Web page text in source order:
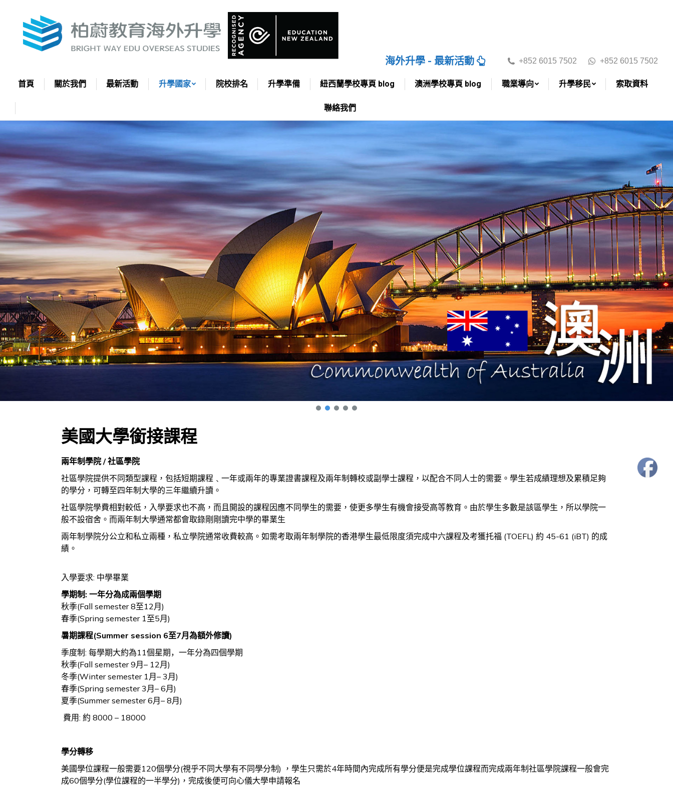
海外升學 - 最新活動 +852 6015 7502 +852 6015 7502
首頁 關於我們 最新活動 升學國家 院校排名 升學準備 紐西蘭學校專頁 blog 澳洲學校專頁 blog 職業導向 升學移民 索取資料
聯絡我們
美國大學銜接課程
兩年制學院 / 社區學院
社區學院提供不同類型課程，包括短期課程﹑一年或兩年的專業證書課程及兩年制轉校或副學士課程，以配合不同人士的需要。學生若成績理想及累積足夠
的學分，可轉至四年制大學的三年繼續升讀。
社區學院學費相對較低，入學要求也不高，而且開設的課程因應不同學生的需要，使更多學生有機會接受高等教育。由於學生多數是該區學生，所以學院一
般不設宿舍。而兩年制大學通常都會取錄剛剛讀完中學的畢業生
兩年制學院分公立和私立兩種，私立學院通常收費較高。如需考取兩年制學院的香港學生最低限度須完成中六課程及考獲托福 (TOEFL) 約 45-61 (iBT) 的成
績。
入學要求: 中學畢業
學期制: 一年分為成兩個學期
秋季(Fall semester 8至12月 )
春季(Spring semester 1至5月 )
暑期課程(Summer session 6至7月為額外修讀)
季度制 : 每學期大約為11個星期 ，一年分為四個學期
秋季(Fall semester 9月 – 12月 )
冬季(Winter semester 1月 – 3月 )
春季(Spring semester 3月 – 6月 )
夏季(Summer semester 6月 – 8月 )
費用: 約 8000 – 18000
學分轉移
美國學位課程一般需要120個學分(視乎不同大學有不同學分制) ，學生只需於4年時間內完成所有學分便是完成學位課程而完成兩年制社區學院課程一般會完
成60個學分(學位課程的一半學分)，完成後便可向心儀大學申請報名
升學國家 院校排名 升學準備
索取資料